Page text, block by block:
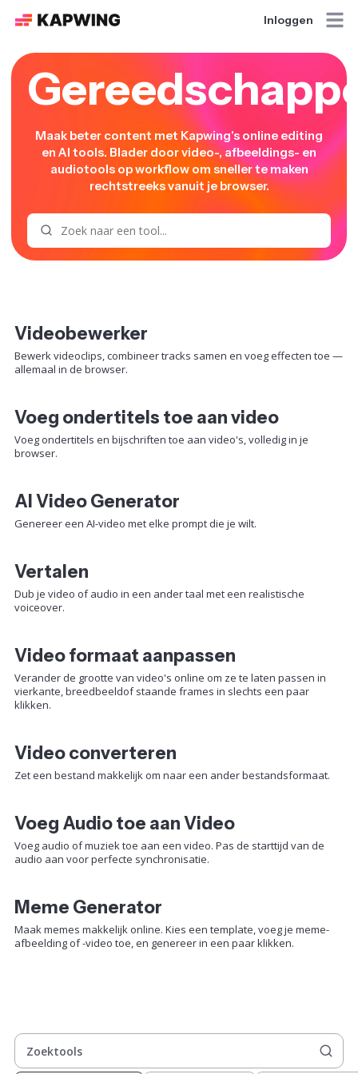
Inloggen
Maak beter content met Kapwing's online editing
en AI tools. Blader door video-, afbeeldings- en
audiotools op workflow om sneller te maken
rechtstreeks vanuit je browser.
Zoekgereedschappen
Videobewerker
Bewerk videoclips, combineer tracks samen en voeg effecten toe —
allemaal in de browser.
Voeg ondertitels toe aan video
Voeg ondertitels en bijschriften toe aan video's, volledig in je
browser.
AI Video Generator
Genereer een AI-video met elke prompt die je wilt.
Vertalen
Dub je video of audio in een ander taal met een realistische
voiceover.
Video formaat aanpassen
Verander de grootte van video's online om ze te laten passen in
vierkante, breedbeeldof staande frames in slechts een paar
klikken.
Video converteren
Zet een bestand makkelijk om naar een ander bestandsformaat.
Voeg Audio toe aan Video
Voeg audio of muziek toe aan een video. Pas de starttijd van de
audio aan voor perfecte synchronisatie.
Meme Generator
Maak memes makkelijk online. Kies een template, voeg je meme-
afbeelding of -video toe, en genereer in een paar klikken.
Zoektools